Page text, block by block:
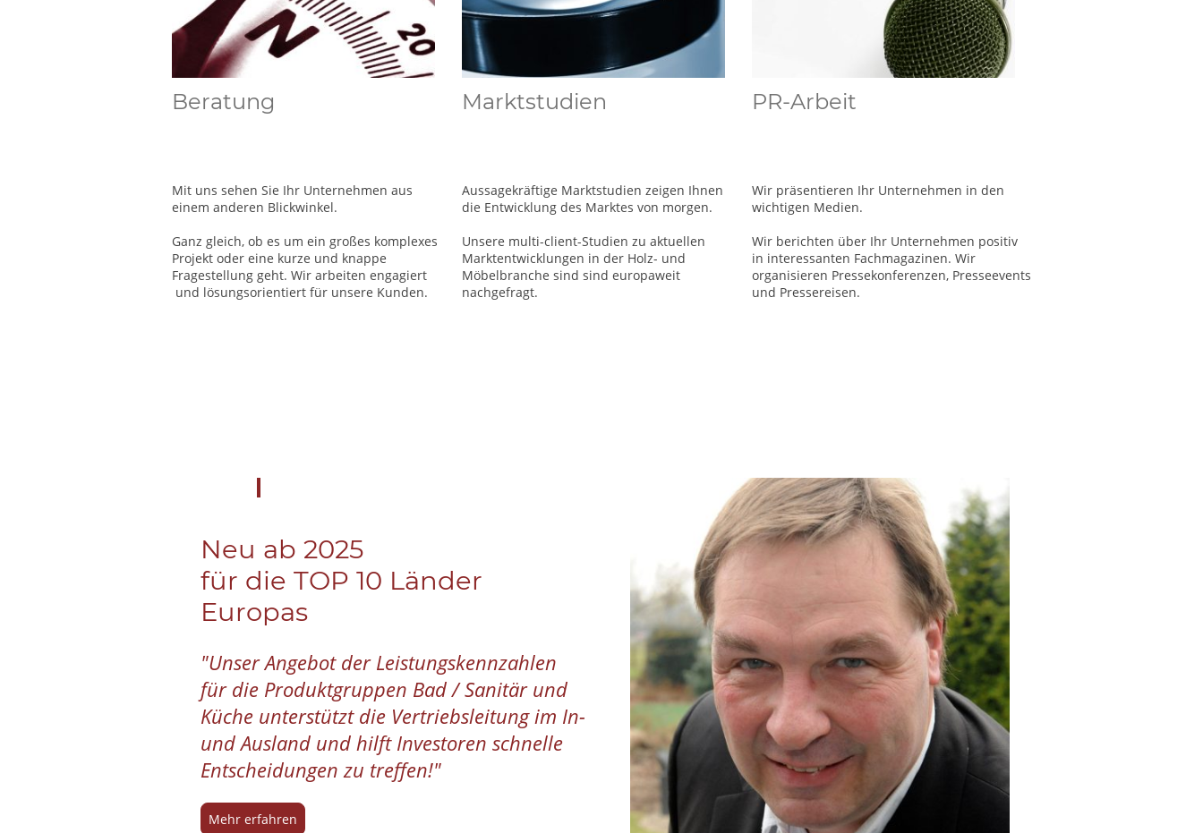
Beratung
Mit uns sehen Sie Ihr Unternehmen aus
einem anderen Blickwinkel.
Ganz gleich, ob es um ein großes komplexes
Projekt oder eine kurze und knappe
Fragestellung geht. Wir arbeiten engagiert
und lösungsorientiert für unsere Kunden.
Marktstudien
Aussagekräftige Marktstudien zeigen Ihnen
die Entwicklung des Marktes von morgen.
Unsere multi-client-Studien zu aktuellen
Marktentwicklungen in der Holz- und
Möbelbranche sind sind europaweit
nachgefragt.
PR-Arbeit
Wir präsentieren Ihr Unternehmen in den
wichtigen Medien.
Wir berichten über Ihr Unternehmen positiv
in interessanten Fachmagazinen. Wir
organisieren Pressekonferenzen, Presseevents
und Pressereisen.
Neu ab 2025
für die TOP 10 Länder
Europas
"Unser Angebot der Leistungskennzahlen
für die Produktgruppen Bad / Sanitär und
Küche unterstützt die Vertriebsleitung im In-
und Ausland und hilft Investoren schnelle
Entscheidungen zu treffen!"
Mehr erfahren